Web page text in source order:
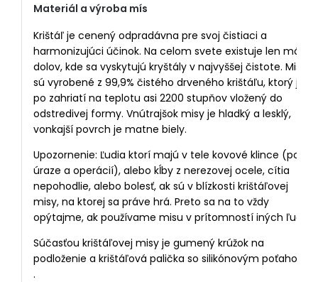
Materiál a výroba mís
Krištáľ je cenený odpradávna pre svoj čistiaci a
harmonizujúci účinok. Na celom svete existuje len málo
dolov, kde sa vyskytujú kryštály v najvyššej čistote. Misy
sú vyrobené z 99,9% čistého drveného krištáľu, ktorý je
po zahriatí na teplotu asi 2200 stupňov vložený do
odstredivej formy. Vnútrajšok misy je hladký a lesklý,
vonkajší povrch je matne biely.
Upozornenie: Ľudia ktorí majú v tele kovové klince (po
úraze a operácií), alebo kĺby z nerezovej ocele, cítia
nepohodlie, alebo bolesť, ak sú v blízkosti krištáľovej
misy, na ktorej sa práve hrá. Preto sa na to vždy
opýtajme, ak používame misu v prítomností iných ľudí.
Súčasťou krištáľovej misy je gumený krúžok na
podloženie a krištáľová palička so silikónovým poťahom
.